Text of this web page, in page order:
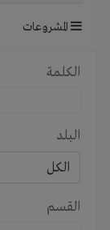
المشروعات
الكلمة
البلد
الكل
القسم